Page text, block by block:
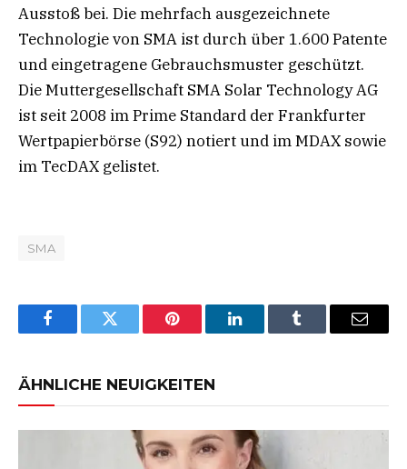
Ausstoß bei. Die mehrfach ausgezeichnete
Technologie von SMA ist durch über 1.600 Patente
und eingetragene Gebrauchsmuster geschützt.
Die Muttergesellschaft SMA Solar Technology AG
ist seit 2008 im Prime Standard der Frankfurter
Wertpapierbörse (S92) notiert und im MDAX sowie
im TecDAX gelistet.
SMA
FacebookTwitter Pinterest LinkedInTumblr Email
ÄHNLICHE NEUIGKEITEN